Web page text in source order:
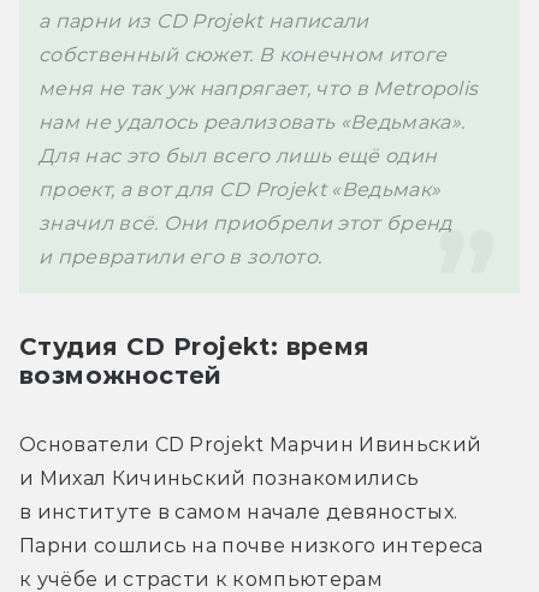
а парни из CD Projekt написали
собственный сюжет. В конечном итоге
меня не так уж напрягает, что в Metropolis
нам не удалось реализовать «Ведьмака».
Для нас это был всего лишь ещё один
проект, а вот для CD Projekt «Ведьмак»
значил всё. Они приобрели этот бренд
и превратили его в золото.
Студия CD Projekt: время
возможностей
Основатели CD Projekt Марчин Ивиньский
и Михал Кичиньский познакомились
в институте в самом начале девяностых.
Парни сошлись на почве низкого интереса
к учёбе и страсти к компьютерам